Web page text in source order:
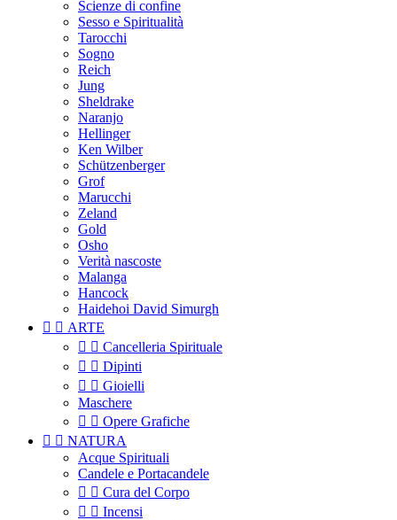
Scienze di confine
Sesso e Spiritualità
Tarocchi
Sogno
Reich
Jung
Sheldrake
Naranjo
Hellinger
Ken Wilber
Schützenberger
Grof
Marucchi
Zeland
Gold
Osho
Verità nascoste
Malanga
Hancock
Haidehoi David Simurgh
  ARTE
  Cancelleria Spirituale
  Dipinti
  Gioielli
Maschere
  Opere Grafiche
  NATURA
Acque Spirituali
Candele e Portacandele
  Cura del Corpo
  Incensi